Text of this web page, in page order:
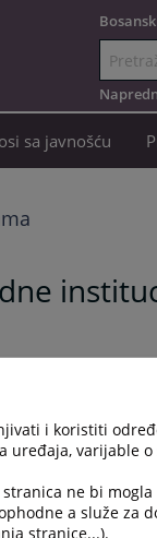
sa javnošću
i koristiti
uređaja, varijable o
ne bi mogla
a služe za
stranice...).